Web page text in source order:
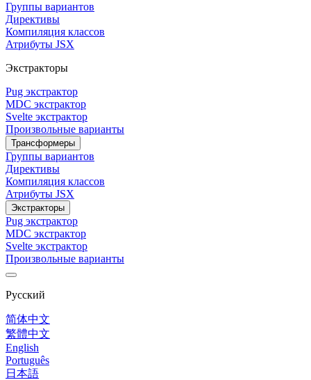
Группы вариантов
Директивы
Компиляция классов
Атрибуты JSX
Экстракторы
Pug экстрактор
MDC экстрактор
Svelte экстрактор
Произвольные варианты
Трансформеры
Группы вариантов
Директивы
Компиляция классов
Атрибуты JSX
Экстракторы
Pug экстрактор
MDC экстрактор
Svelte экстрактор
Произвольные варианты
Русский
简体中文
繁體中文
English
Português
日本語